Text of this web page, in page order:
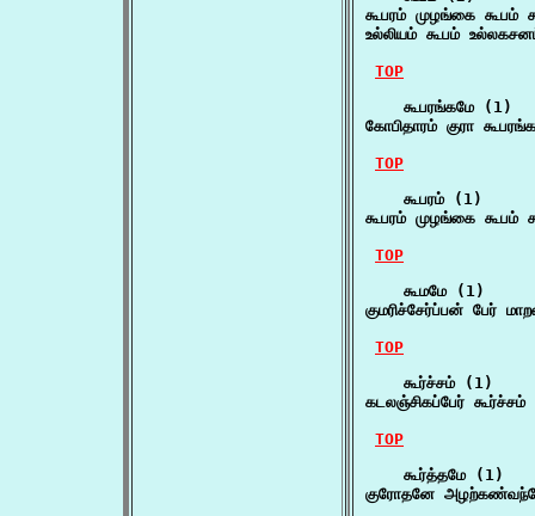
கூபரம் முழங்கை
உல்லியம் கூபம்
TOP
    கூபரங்கமே (1)
கோபிதாரம் குரா
TOP
    கூபரம் (1)
கூபரம் முழங்கை
TOP
    கூமமே (1)
குமரிச்சேர்ப்பன் பேர்
TOP
    கூர்ச்சம் (1)
கடலஞ்சிகப்பேர்
TOP
    கூர்த்தமே (1)
குரோதனே